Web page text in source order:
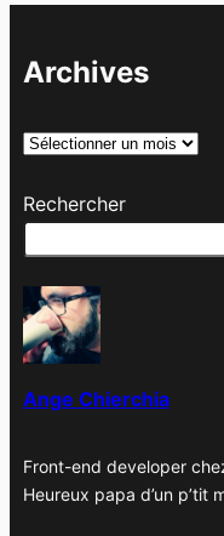
Archives
A
c
e
s
Rechercher
Ange Chierchia
Front-end developer
Heureux papa d’un p’tit